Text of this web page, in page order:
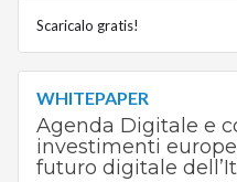
Scaricalo gratis!
WHITEPAPER
Agenda Digitale e
investimenti
futuro digitale